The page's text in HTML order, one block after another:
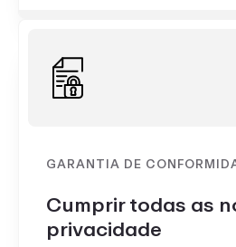
GARANTIA DE
Cumprir todas as
privacidade